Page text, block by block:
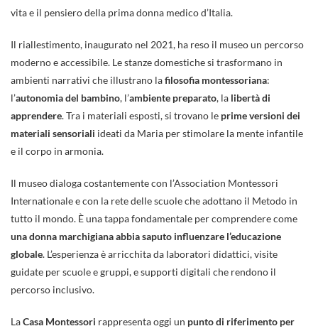
vita e il pensiero della prima donna medico d’Italia.
Il riallestimento, inaugurato nel 2021, ha reso il museo un percorso
moderno e accessibile. Le stanze domestiche si trasformano in
ambienti narrativi che illustrano lafilosofia montessoriana:
l’autonomia del bambino, l’ambiente preparato, la libertà di
apprendere. Tra i materiali esposti, si trovano le prime versioni dei
materiali sensoriali ideati da Maria per stimolare la mente infantile
e il corpo in armonia.
Il museo dialoga costantemente con l’Association Montessori
Internationale e con la rete delle scuole che adottano il Metodo in
tutto il mondo. È una tappa fondamentale per comprendere come
una donna marchigiana abbia saputo influenzare l’educazione
globale. L’esperienza è arricchita da laboratori didattici, visite
guidate per scuole e gruppi, e supporti digitali che rendono il
percorso inclusivo.
LaCasa Montessori rappresenta oggi un punto di riferimento per